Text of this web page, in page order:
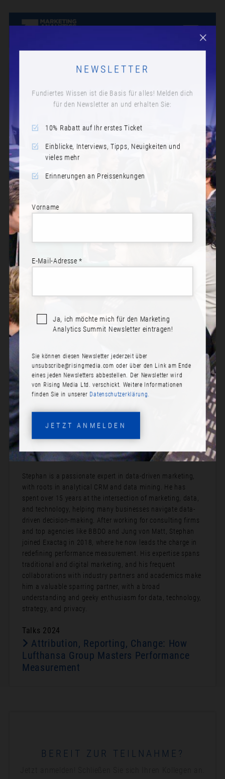
STEPHAN KOCH
Rolle:
Chief Product Officer
Bio:
Stephan is a passionate expert in data-driven marketing,
with roots in analytical CRM and data mining. He has
spent over 15 years at the intersection of marketing, data,
and technology, helping many businesses navigate data-
driven decision-making. After working for consulting firms
and top agencies like BBDO and Jung von Matt, Stephan
joined Exactag in 2018, where he now leads the charge in
redefining performance measurement. His expertise spans
traditional and digital marketing, and his frequent
collaborations with industry partners and academics make
him a valuable sparring partner, with a broad
understanding and geeky enthusiasm for data, technology,
strategy, and privacy.
Talks 2024
Attribution, Reporting, Change: How
Lufthansa Group Masters Performance
Measurement
BEREIT ZUR TEILNAHME?
NEWSLETTER
Fundiertes Wissen ist die Basis für alles! Melden dich
für den Newsletter an und erhalten Sie:
10% Rabatt auf Ihr erstes Ticket
Einblicke, Interviews, Tipps, Neuigkeiten und
vieles mehr
Erinnerungen an Preissenkungen
Vorname
E-Mail-Adresse *
Ja, ich möchte mich für den Marketing
Analytics Summit Newsletter eintragen!
Sie können diesen Newsletter jederzeit über
unsubscribe@risingmedia.com oder über den Link am Ende
eines jeden Newsletters abbestellen. Der Newsletter wird
von Rising Media Ltd. verschickt. Weitere Informationen
finden Sie in unserer Datenschutzerklärung.
JETZT ANMELDEN